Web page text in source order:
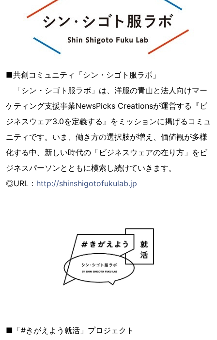
■共創コミュニティ「シン・シゴト服ラボ」
「シン・シゴト服ラボ」は、洋服の青山と法人向けマー
ケティング支援事業NewsPicks Creationsが運営する『ビ
ジネスウェア3.0を定義する』をミッションに掲げるコミュ
ニティです。いま、働き方の選択肢が増え、価値観が多様
化する中、新しい時代の「ビジネスウェアの在り方」をビ
ジネスパーソンとともに模索し続けていきます。
◎URL： http://shinshigotofukulab.jp
■「#きがえよう就活」プロジェクト